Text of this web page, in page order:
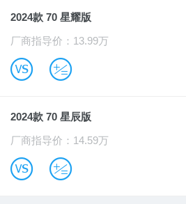
2024款 70 星耀版
厂商指导价：13.99万
B u
2024款 70 星辰版
厂商指导价：14.59万
B u